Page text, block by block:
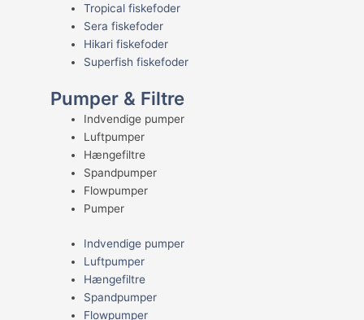
Tropical fiskefoder
Sera fiskefoder
Hikari fiskefoder
Superfish fiskefoder
Pumper & Filtre
Indvendige pumper
Luftpumper
Hængefiltre
Spandpumper
Flowpumper
Pumper
Indvendige pumper
Luftpumper
Hængefiltre
Spandpumper
Flowpumper